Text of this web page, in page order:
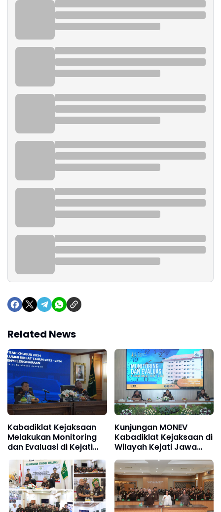
Related News
Kabadiklat Kejaksaan
Melakukan Monitoring
dan Evaluasi di Kejati
Bali
Kunjungan MONEV
Kabadiklat Kejaksaan di
Wilayah Kejati Jawa
Timur,Monitoring
Latsarsus dan Evaluasi
Alumni Diklat Tahun
2024